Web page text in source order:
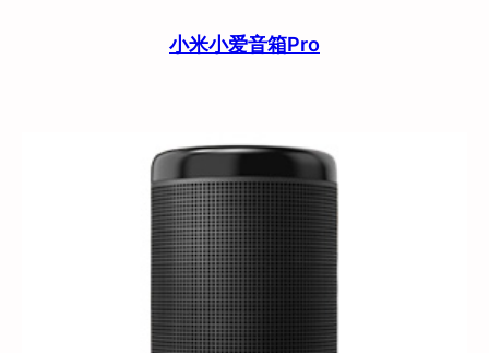
小米小爱音箱Pro